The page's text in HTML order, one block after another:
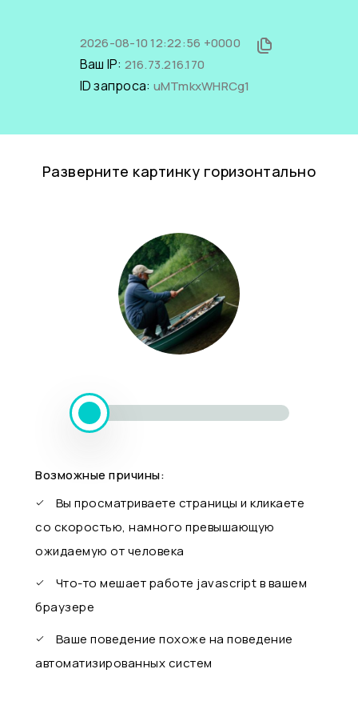
2026-08-10 12:22:56 +0000
Ваш IP: 216.73.216.170
ID запроса: uMTmkxWHRCg1
Разверните картинку горизонтально
Возможные причины:
Вы просматриваете страницы и кликаете
со скоростью, намного превышающую
ожидаемую от человека
Что-то мешает работе javascript в вашем
браузере
Ваше поведение похоже на поведение
автоматизированных систем